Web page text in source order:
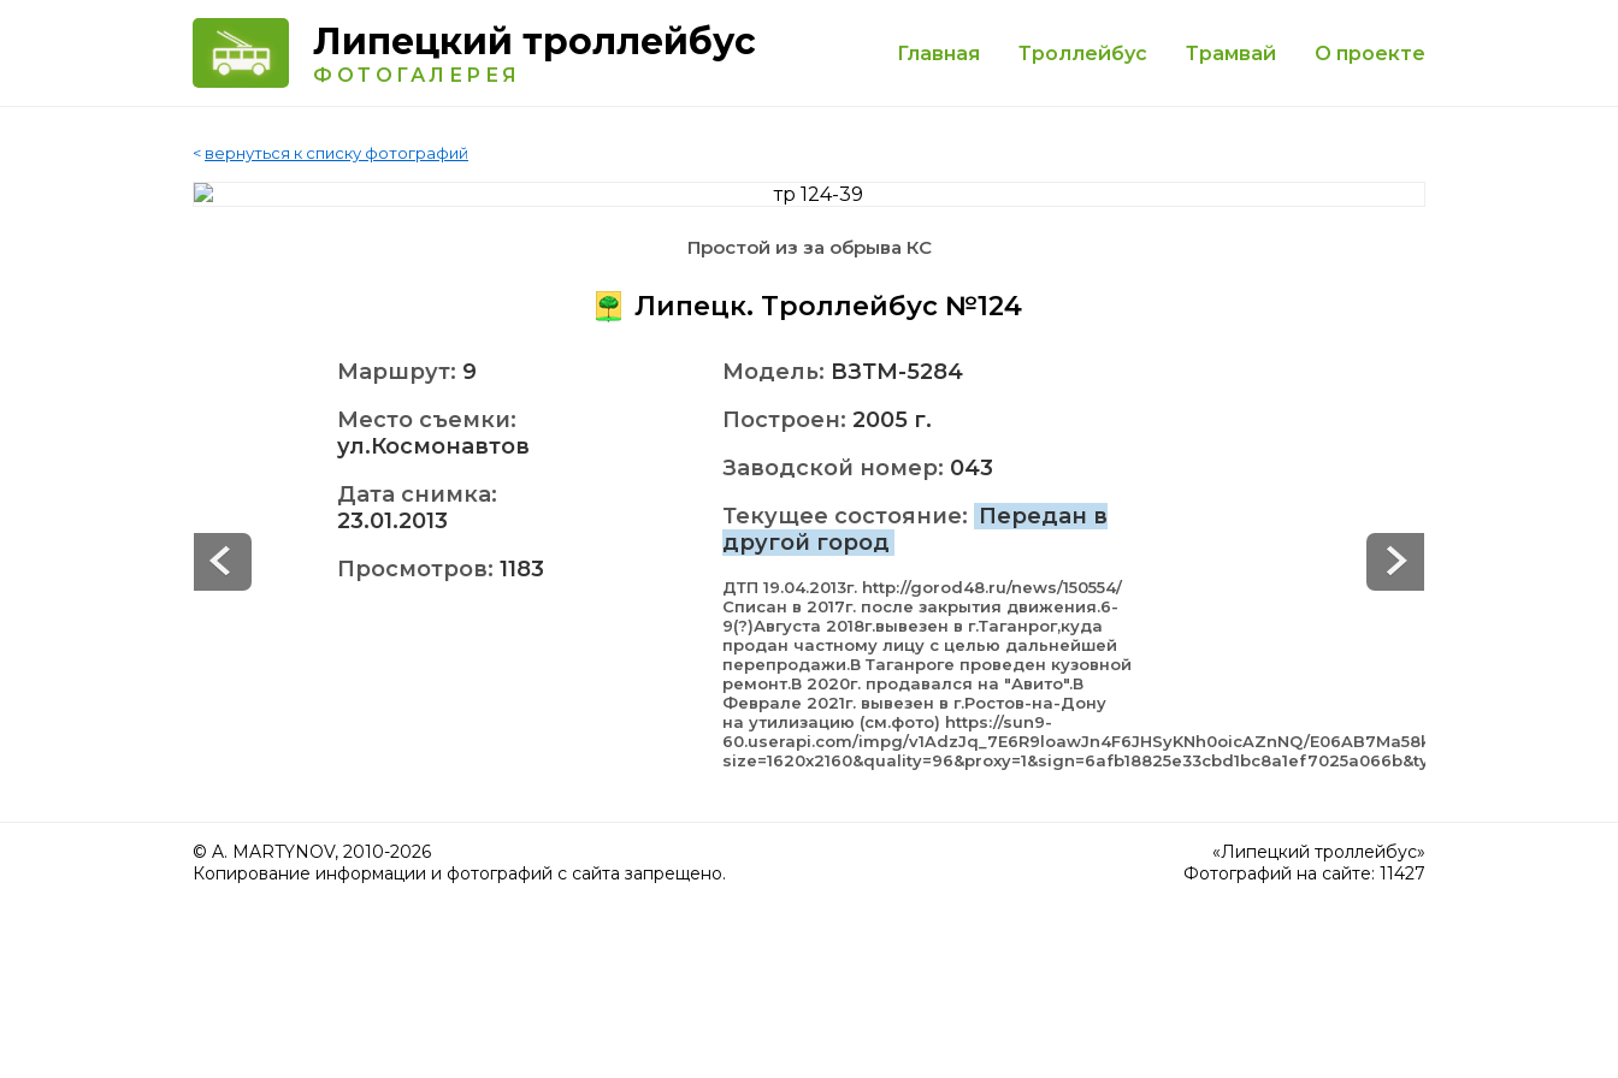
Липецкий троллейбус
ФОТОГАЛЕРЕЯ
Главная Троллейбус Трамвай О проекте
< вернуться к списку фотографий
Простой из за обрыва КС
Липецк. Троллейбус №124
Маршрут: 9
Место съемки:
ул.Космонавтов
Дата снимка:
23.01.2013
Просмотров: 1183
Модель: ВЗТМ-5284
Построен: 2005 г.
Заводской номер: 043
Текущее состояние: Передан в
другой город
ДТП 19.04.2013г. http://gorod48.ru/news/150554/
Списан в 2017г. после закрытия движения.6-
9(?)Августа 2018г.вывезен в г.Таганрог,куда
продан частному лицу с целью дальнейшей
перепродажи.В Таганроге проведен кузовной
ремонт.В 2020г. продавался на "Авито".В
Феврале 2021г. вывезен в г.Ростов-на-Дону
на утилизацию (см.фото) https://sun9-
60.userapi.com/impg/v1AdzJq_7E6R9loawJn4F6JHSyKNh0oicAZnNQ/E06AB7Ma58k.jpg?
size=1620x2160&quality=96&proxy=1&sign=6afb18825e33cbd1bc8a1ef7025a066b&type=album
© A. MARTYNOV, 2010-2026
Копирование информации и фотографий с сайта запрещено.
«Липецкий троллейбус»
Фотографий на сайте: 11427